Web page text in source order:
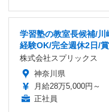
学習塾の教室長候補/
経験OK/完全週休2日/
株式会社スプリックス
神奈川県
月給28万5,000円～
正社員